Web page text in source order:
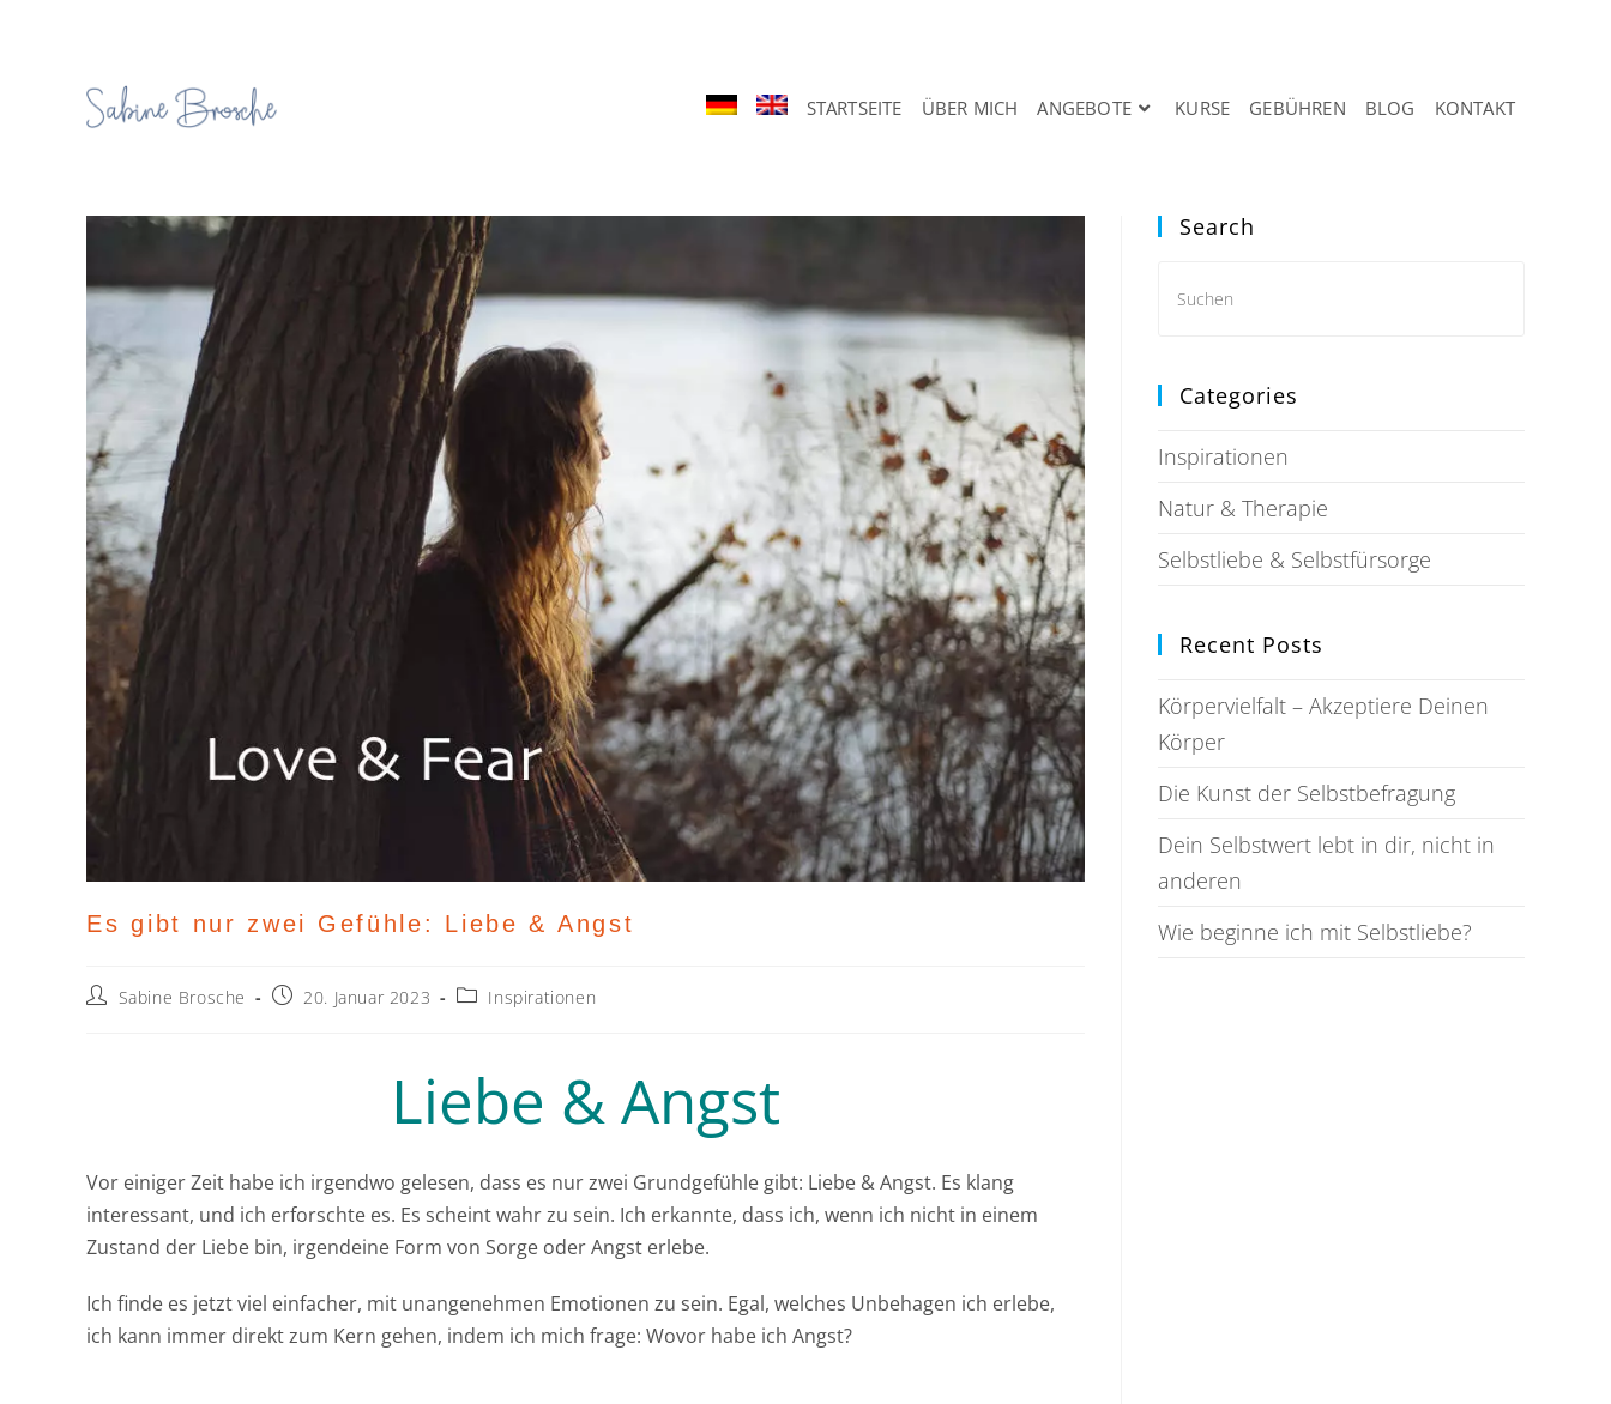
STARTSEITE ÜBER MICH ANGEBOTE KURSE GEBÜHREN BLOG KONTAKT
Es gibt nur zwei Gefühle: Liebe & Angst
Sabine Brosche 20. Januar 2023 Inspirationen
Liebe & Angst
Vor einiger Zeit habe ich irgendwo gelesen, dass es nur zwei Grundgefühle gibt: Liebe & Angst. Es klang
interessant, und ich erforschte es. Es scheint wahr zu sein. Ich erkannte, dass ich, wenn ich nicht in einem
Zustand der Liebe bin, irgendeine Form von Sorge oder Angst erlebe.
Ich finde es jetzt viel einfacher, mit unangenehmen Emotionen zu sein. Egal, welches Unbehagen ich erlebe,
ich kann immer direkt zum Kern gehen, indem ich mich frage: Wovor habe ich Angst?
Search
Categories
Inspirationen
Natur & Therapie
Selbstliebe & Selbstfürsorge
Recent Posts
Körpervielfalt – Akzeptiere Deinen
Körper
Die Kunst der Selbstbefragung
Dein Selbstwert lebt in dir, nicht in
anderen
Wie beginne ich mit Selbstliebe?